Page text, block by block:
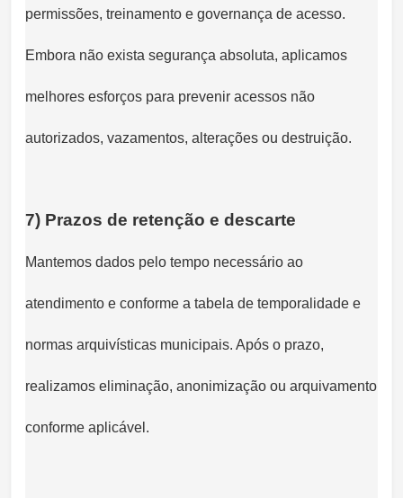
permissões, treinamento e governança de acesso.
Embora não exista segurança absoluta, aplicamos
melhores esforços para prevenir acessos não
autorizados, vazamentos, alterações ou destruição.
7) Prazos de retenção e descarte
Mantemos dados pelo tempo necessário ao
atendimento e conforme a tabela de temporalidade e
normas arquivísticas municipais. Após o prazo,
realizamos eliminação, anonimização ou arquivamento
conforme aplicável.